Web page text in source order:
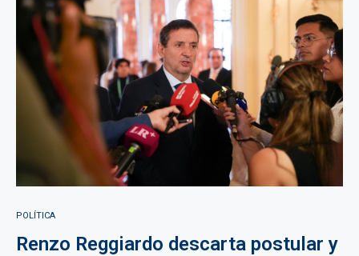
POLÍTICA
Renzo Reggiardo descarta postular y